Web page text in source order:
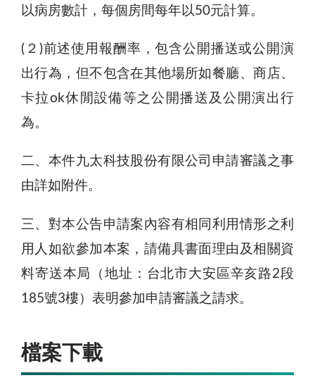
以病房數計，每個房間每年以50元計算。
(２)前述使用報酬率，包含公開播送或公開演
出行為，但不包含在其他場所如餐廳、商店、
卡拉ok休閒設備等之公開播送及公開演出行
為。
二、本件九太科技股份有限公司申請審議之事
由詳如附件。
三、對本公告申請案內容有相同利用情形之利
用人如欲參加本案，請備具書面理由及相關資
料寄送本局（地址：台北市大安區辛亥路2段
185號3樓）表明參加申請審議之請求。
檔案下載